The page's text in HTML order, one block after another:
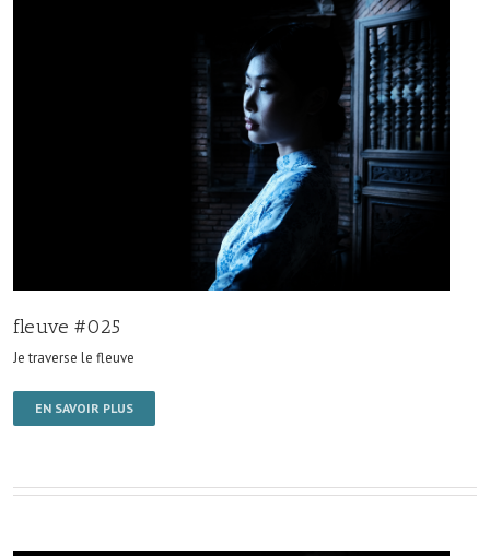
fleuve #025
Je traverse le fleuve
EN SAVOIR PLUS